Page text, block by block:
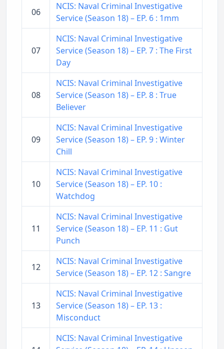
06
NCIS: Naval Criminal Investigative
Service (Season 18) – EP. 6 : 1mm
07
NCIS: Naval Criminal Investigative
Service (Season 18) – EP. 7 : The First
Day
08
NCIS: Naval Criminal Investigative
Service (Season 18) – EP. 8 : True
Believer
09
NCIS: Naval Criminal Investigative
Service (Season 18) – EP. 9 : Winter
Chill
10
NCIS: Naval Criminal Investigative
Service (Season 18) – EP. 10 :
Watchdog
11
NCIS: Naval Criminal Investigative
Service (Season 18) – EP. 11 : Gut
Punch
12
NCIS: Naval Criminal Investigative
Service (Season 18) – EP. 12 : Sangre
13
NCIS: Naval Criminal Investigative
Service (Season 18) – EP. 13 :
Misconduct
NCIS: Naval Criminal Investigative